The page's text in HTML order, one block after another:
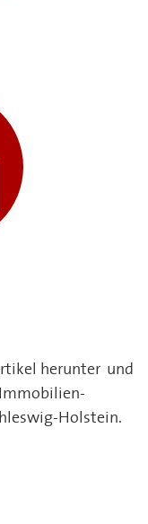
herunter und
Holstein.